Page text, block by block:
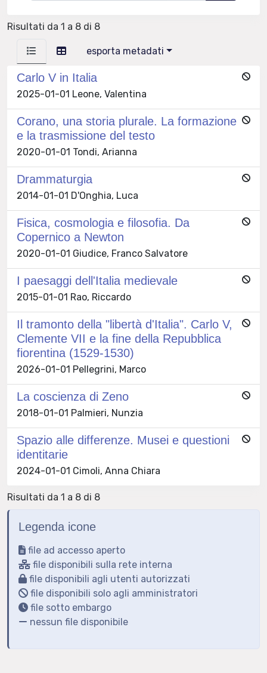
Risultati da 1 a 8 di 8
esporta metadati
Carlo V in Italia
2025-01-01 Leone, Valentina
Corano, una storia plurale. La formazione
e la trasmissione del testo
2020-01-01 Tondi, Arianna
Drammaturgia
2014-01-01 D'Onghia, Luca
Fisica, cosmologia e filosofia. Da
Copernico a Newton
2020-01-01 Giudice, Franco Salvatore
I paesaggi dell'Italia medievale
2015-01-01 Rao, Riccardo
Il tramonto della "libertà d'Italia". Carlo V,
Clemente VII e la fine della Repubblica
fiorentina (1529-1530)
2026-01-01 Pellegrini, Marco
La coscienza di Zeno
2018-01-01 Palmieri, Nunzia
Spazio alle differenze. Musei e questioni
identitarie
2024-01-01 Cimoli, Anna Chiara
Risultati da 1 a 8 di 8
Legenda icone
file ad accesso aperto
file disponibili sulla rete interna
file disponibili agli utenti autorizzati
file disponibili solo agli amministratori
file sotto embargo
nessun file disponibile